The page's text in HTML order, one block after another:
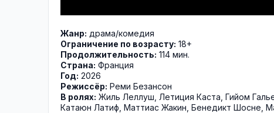
Жанр: драма/комедия
Ограничение по возрасту: 18+
Продолжительность: 114 мин.
Страна: Франция
Год: 2026
Режиссёр: Реми Безансон
В ролях: Жиль Леллуш Летиция Каста Гийом
Катаюн Латиф Маттиас Жакин Бенедикт Шосне